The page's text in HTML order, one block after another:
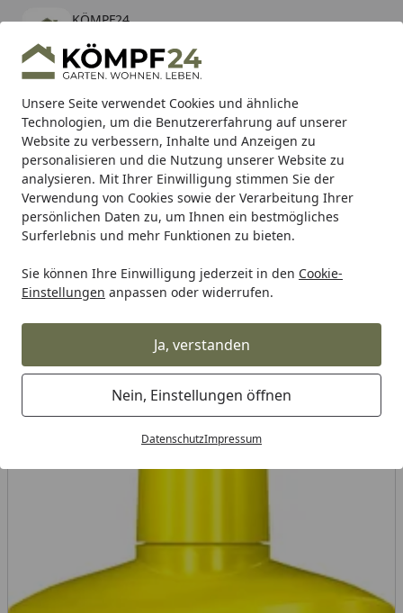
Unsere Seite verwendet Cookies und ähnliche
Technologien, um die Benutzererfahrung auf unserer
Website zu verbessern, Inhalte und Anzeigen zu
personalisieren und die Nutzung unserer Website zu
analysieren. Mit Ihrer Einwilligung stimmen Sie der
Verwendung von Cookies sowie der Verarbeitung Ihrer
persönlichen Daten zu, um Ihnen ein bestmögliches
Surferlebnis und mehr Funktionen zu bieten.
Sie können Ihre Einwilligung jederzeit in den Cookie-
Einstellungen anpassen oder widerrufen.
Ja, verstanden
Nein, Einstellungen öffnen
DatenschutzImpressum
KÖMPF24
kostenlos - Im App Store
Hotline
Alle Produkte
Mein Konto
Suchen
Karibu Pools inkl. gratis Sandfilteranlage & Pool-
Starterset (Gesamtwert bis 468,99€)
Startseite
Tierbedarf & Tiernahrung Aquaristikbedarf Pflege für
Tetra Easy Balance 500 ml
(1 Bewertung)